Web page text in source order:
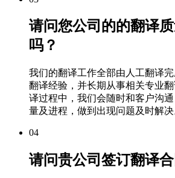
请问您公司的的翻译
吗？
我们的翻译工作全部由人工翻译
翻译经验，并长期从事相关专业
译过程中，我们会随时和客户沟
量及进程，做到出现问题及时解决
04
请问贵公司签订翻译